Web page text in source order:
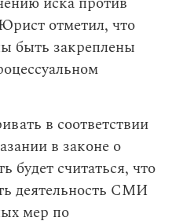
отметил, что
быть закреплены
в соответствии
в законе о
считаться, что
деятельность СМИ
мер по